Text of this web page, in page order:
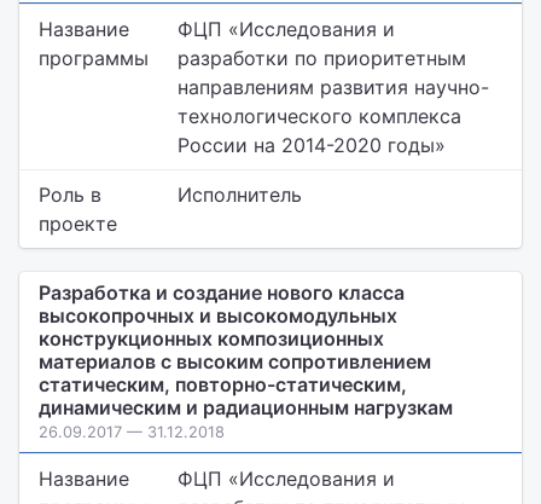
Название
программы
ФЦП «Исследования и
разработки по приоритетным
направлениям развития научно-
технологического комплекса
России на 2014-2020 годы»
Роль в
проекте
Исполнитель
Разработка и создание нового класса
высокопрочных и высокомодульных
конструкционных композиционных
материалов с высоким сопротивлением
статическим, повторно-статическим,
динамическим и радиационным нагрузкам
26.09.2017 — 31.12.2018
Название
ФЦП «Исследования и